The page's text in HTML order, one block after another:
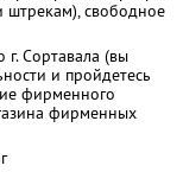
штрекам), свободное
г. Сортавала (вы
и пройдетесь
фирменного
фирменных